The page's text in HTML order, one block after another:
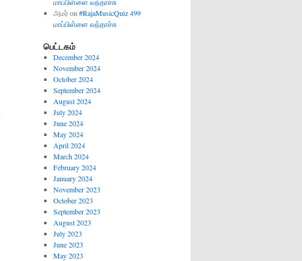
அமர்on #RajaMusicQuiz 499
மாப்பிள்ளை வந்தாச்சு
பெட்டகம்
December 2024
November 2024
October 2024
September 2024
August 2024
July 2024
June 2024
May 2024
April 2024
March 2024
February 2024
January 2024
November 2023
October 2023
September 2023
August 2023
July 2023
June 2023
May 2023